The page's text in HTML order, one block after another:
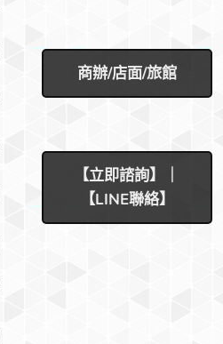
商辦/店面/旅館
【立即諮詢】｜
【LINE聯絡】